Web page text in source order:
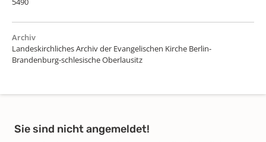
Archiv
Landeskirchliches Archiv der Evangelischen Kirche Berlin-
Brandenburg-schlesische Oberlausitz
Sie sind nicht angemeldet!